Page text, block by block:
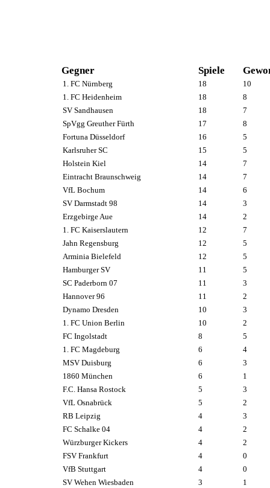
Gegner Spiele
1. FC Nürnberg 18
10
1. FC Heidenheim
18
8
SV Sandhausen
18
7
SpVgg Greuther Fürth
17
8
Fortuna Düsseldorf
16
5
Karlsruher SC
15
5
Holstein Kiel
14
7
Eintracht Braunschweig
14
7
VfL Bochum
14
6
SV Darmstadt 98
14
3
Erzgebirge Aue
14
2
1. FC Kaiserslautern
12
7
Jahn Regensburg
12
5
Arminia Bielefeld
12
5
Hamburger SV
11
5
SC Paderborn 07
11
3
Hannover 96
11
2
Dynamo Dresden
10
3
1. FC Union Berlin
10
2
FC Ingolstadt
8
5
1. FC Magdeburg
6
4
MSV Duisburg
6
3
1860 München
6
1
F.C. Hansa Rostock
5
3
VfL Osnabrück
5
2
RB Leipzig
4
3
FC Schalke 04
4
2
Würzburger Kickers
4
2
FSV Frankfurt
4
0
VfB Stuttgart
4
0
SV Wehen Wiesbaden
3
1